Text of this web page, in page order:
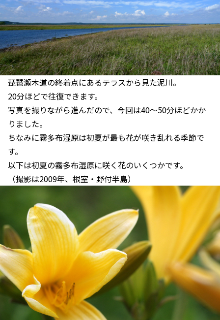
琵琶瀬木道の終着点にあるテラスから見た泥川。
20分ほどで往復できます。
写真を撮りながら進んだので、今回は40～50分ほどかか
りました。
ちなみに霧多布湿原は初夏が最も花が咲き乱れる季節で
す。
以下は初夏の霧多布湿原に咲く花のいくつかです。
（撮影は2009年、根室・野付半島）